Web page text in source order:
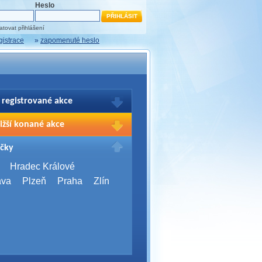
Heslo
přihlášení
» zapomenuté heslo
registrované akce
Vašich registrací na akce
přihlašte.
konané akce
2026
Brno
Server Bootcamp 2026
Hradec Králové
Plzeň Praha Zlín